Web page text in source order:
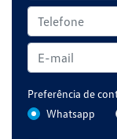
Preferência de
Whatsapp